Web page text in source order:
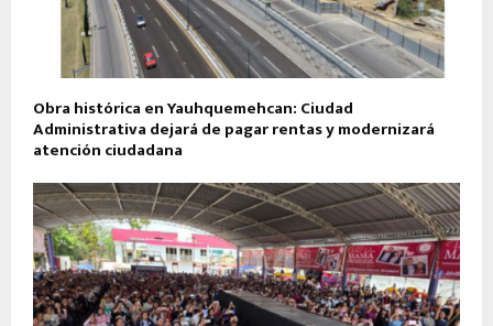
Obra histórica en Yauhquemehcan: Ciudad
Administrativa dejará de pagar rentas y modernizará
atención ciudadana